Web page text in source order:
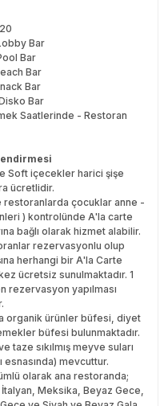
Bar
Bar
Bar
Bar
Bar
Saatlerinde - Restoran
Soft içecekler harici şişe
ücretlidir.
restoranlarda çocuklar anne -
) kontrolünde A'la carte
bağlı olarak hizmet alabilir.
rezervasyonlu olup
herhangi bir A'la Carte
ücretsiz sunulmaktadır. 1
rezervasyon yapılması
organik ürünler büfesi, diyet
büfesi bulunmaktadır.
taze sıkılmış meyve suları
esnasında) mevcuttur.
olarak ana restoranda;
İtalyan, Meksika, Beyaz Gece,